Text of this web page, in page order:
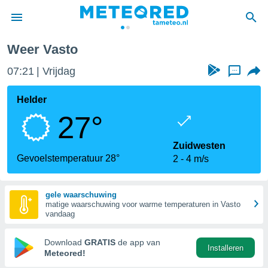
door
verstrekte
hoge
hebt de
voor
op basis
Weer Vasto
07:21 Vrijdag ...
Helder
27°
Gevoelstemperatuur 28°
Zuidwesten
2
4 m/s
gele waarschuwing
matige waarschuwing voor warme temperaturen in Vasto
vandaag
Download GRATIS de app van
Meteored!
Installeren